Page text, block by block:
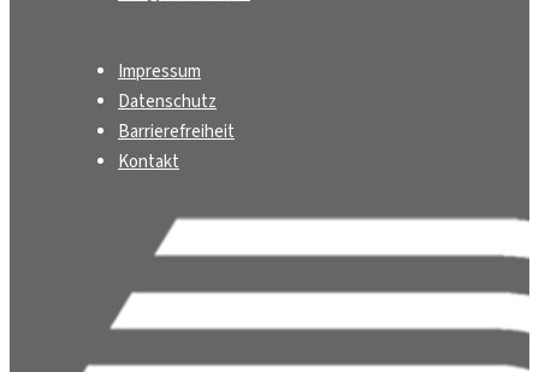
Impressum
Datenschutz
Barrierefreiheit
Kontakt